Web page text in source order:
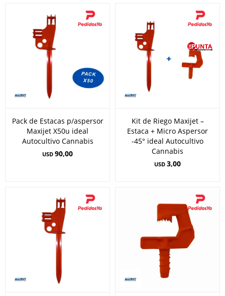
Pack de Estacas p/aspersor
Maxijet X50u ideal
Autocultivo Cannabis
USD 90,00
Kit de Riego Maxijet –
Estaca + Micro Aspersor
-45° ideal Autocultivo
Cannabis
USD 3,00